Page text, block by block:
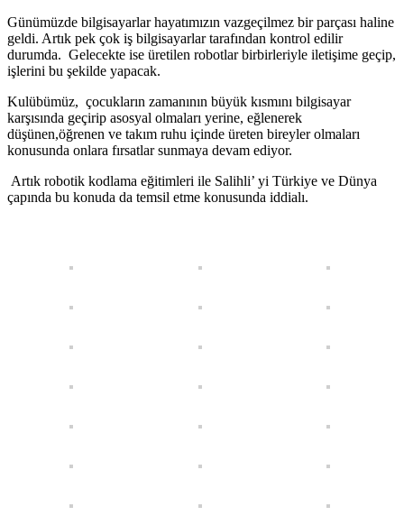
Günümüzde bilgisayarlar hayatımızın vazgeçilmez bir parçası haline
geldi. Artık pek çok iş bilgisayarlar tarafından kontrol edilir
durumda. Gelecekte ise üretilen robotlar birbirleriyle iletişime geçip,
işlerini bu şekilde yapacak.
Kulübümüz, çocukların zamanının büyük kısmını bilgisayar
karşısında geçirip asosyal olmaları yerine, eğlenerek
düşünen,öğrenen ve takım ruhu içinde üreten bireyler olmaları
konusunda onlara fırsatlar sunmaya devam ediyor.
Artık robotik kodlama eğitimleri ile Salihli’ yi Türkiye ve Dünya
çapında bu konuda da temsil etme konusunda iddialı.